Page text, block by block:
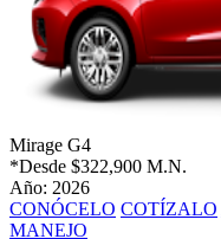
Mirage G4
*Desde $322,900 M.N.
Año: 2026
CONÓCELO COTÍZALO
MANEJO